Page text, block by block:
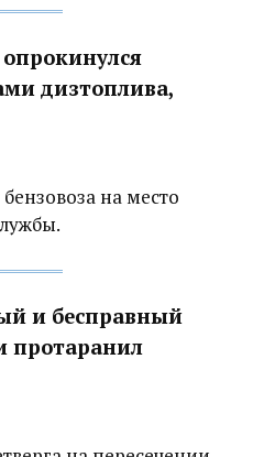
дизтоплива,
на место
и бесправный
протаранил